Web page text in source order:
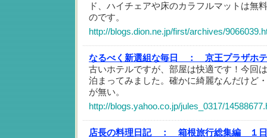
ド、ハイチェアや床のカラフルマットは無
のです。
http://blogs.dion.ne.jp/first/archives/
なるべく新選組な毎日 ：
京王プラザホ
古いホテルですが、部屋は快適です！今回
泊まってみました。確かに綺麗なんだけど
が無い。
http://blogs.yahoo.co.jp/jules_0317/
店長の料理日記 ：
箱根旅行総集編 １